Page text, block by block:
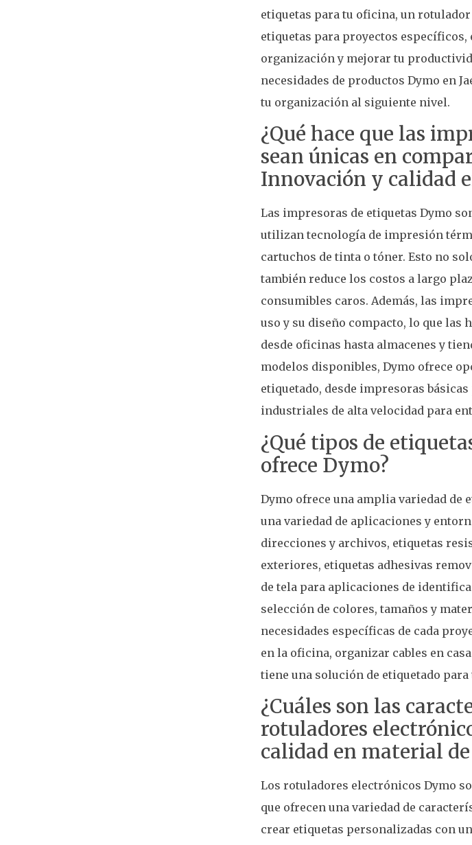
etiquetas para tu oficina, un
etiquetas para proyectos
organización y mejorar tu
necesidades de productos Dymo en
tu organización al siguiente nivel.
¿Qué hace que las
sean únicas en
Innovación y calidad
Las impresoras de etiquetas Dymo
utilizan tecnología de impresión
cartuchos de tinta o tóner. Esto no
también reduce los costos a largo
consumibles caros. Además, las
uso y su diseño compacto, lo que las
desde oficinas hasta almacenes y
modelos disponibles, Dymo ofrece
etiquetado, desde impresoras
industriales de alta velocidad para
¿Qué tipos de
ofrece Dymo?
Dymo ofrece una amplia variedad de
una variedad de aplicaciones y
direcciones y archivos, etiquetas
exteriores, etiquetas adhesivas
de tela para aplicaciones de
selección de colores, tamaños y
necesidades específicas de cada
en la oficina, organizar cables en
tiene una solución de etiquetado para
¿Cuáles son las
rotuladores
calidad en material
Los rotuladores electrónicos Dymo
que ofrecen una variedad de
crear etiquetas personalizadas con